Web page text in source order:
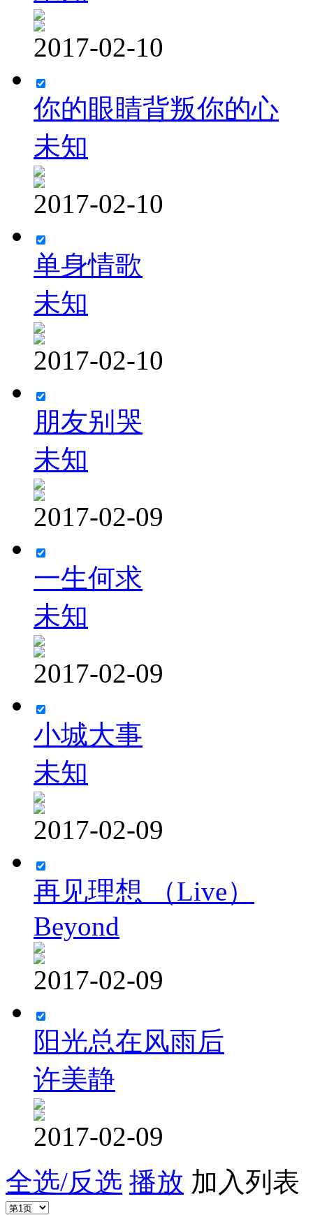
2017-02-10
你的眼睛背叛你的心
未知
2017-02-10
单身情歌
未知
2017-02-10
朋友别哭
未知
2017-02-09
一生何求
未知
2017-02-09
小城大事
未知
2017-02-09
再见理想 （Live）
Beyond
2017-02-09
阳光总在风雨后
许美静
2017-02-09
全选/反选 播放 加入列表